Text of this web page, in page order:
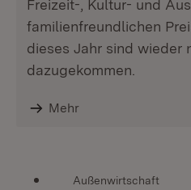
Freizeit-, Kultur- und
familienfreundlichen
dieses Jahr sind wieder
dazugekommen.
Mehr
Außenwirtschaft